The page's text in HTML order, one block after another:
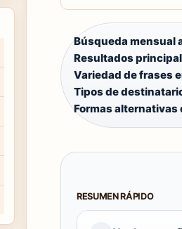
Búsqueda mensual
Resultados
Variedad de frases
Tipos de
Formas alternativas
RESUMEN RÁPIDO